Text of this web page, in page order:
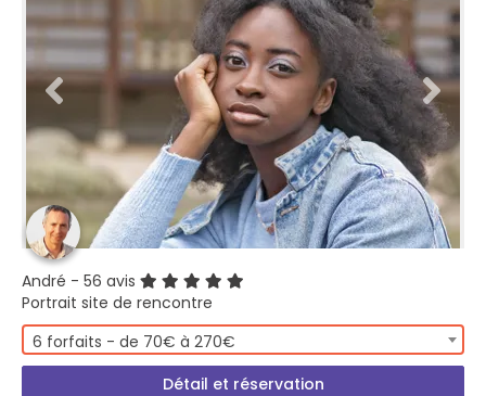
André - 56 avis
Portrait site de rencontre
6 forfaits - de 70€ à 270€
Détail et réservation